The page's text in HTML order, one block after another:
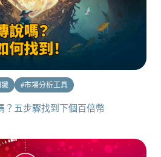
#市場分析工具
？五步驟找到下個百倍幣